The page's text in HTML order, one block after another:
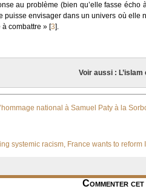
au problème (bien qu’elle fasse
puisse envisager dans un univers où
à combattre » [3].
Voir aussi : L’islam
national à Samuel Paty à la
systemic racism, France wants to reform
Commenter